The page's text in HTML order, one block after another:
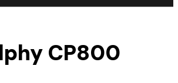
CP800